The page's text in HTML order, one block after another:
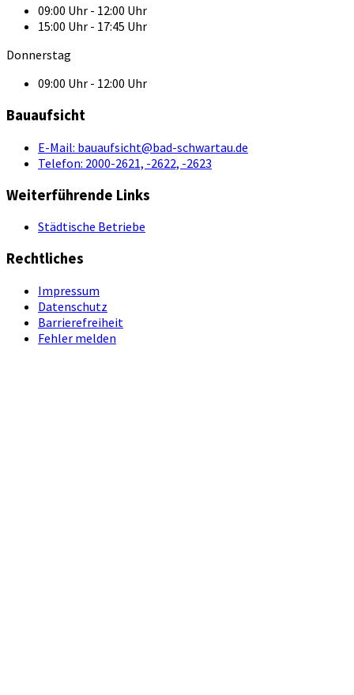
09:00 Uhr - 12:00 Uhr
15:00 Uhr - 17:45 Uhr
Donnerstag
09:00 Uhr - 12:00 Uhr
Bauaufsicht
E-Mail: bauaufsicht@bad-schwartau.de
Telefon: 2000-2621, -2622, -2623
Weiterführende Links
Städtische Betriebe
Rechtliches
Impressum
Datenschutz
Barrierefreiheit
Fehler melden